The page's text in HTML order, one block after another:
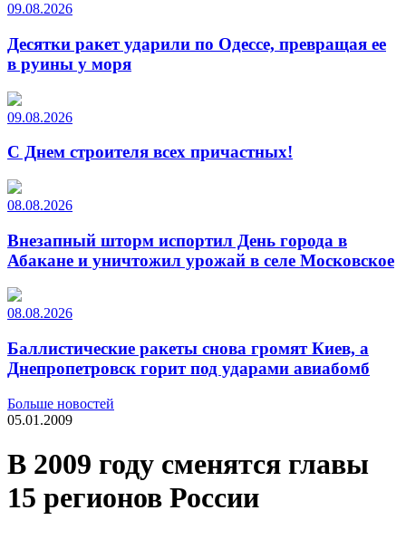
09.08.2026
Десятки ракет ударили по Одессе, превращая ее
в руины у моря
09.08.2026
С Днем строителя всех причастных!
08.08.2026
Внезапный шторм испортил День города в
Абакане и уничтожил урожай в селе Московское
08.08.2026
Баллистические ракеты снова громят Киев, а
Днепропетровск горит под ударами авиабомб
Больше новостей
05.01.2009
В 2009 году сменятся главы
15 регионов России